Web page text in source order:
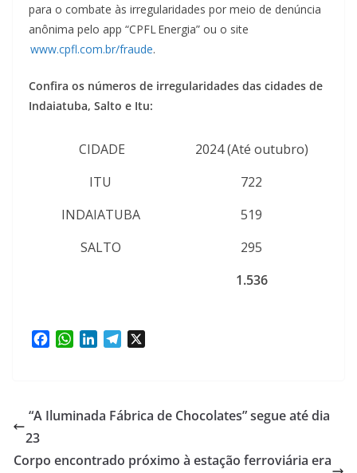
para o combate às irregularidades por meio de denúncia
anônima pelo app “CPFL Energia” ou o site
www.cpfl.com.br/fraude.
Confira os números de irregularidades das cidades de
Indaiatuba, Salto e Itu:
CIDADE
2024 (Até outubro)
ITU
722
INDAIATUBA
519
SALTO
295
1.536
b
k
W
s
p
e
n
g
m
“A Iluminada Fábrica de Chocolates” segue até dia
23
Corpo encontrado próximo à estação ferroviária era